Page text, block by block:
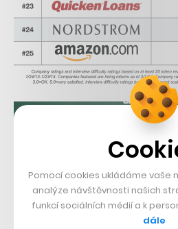
Pomocí cookies ukládáme vaše
analýze návštěvnosti našich
funkcí sociálních médií a k
dále